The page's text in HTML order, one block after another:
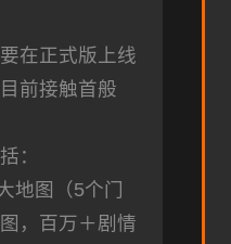
在正式版上线
前接触首般
：
地图（5个门
，百万＋剧情